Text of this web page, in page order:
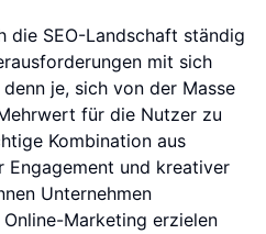
die SEO-Landschaft ständig
mit sich
je, sich von der Masse
für die Nutzer zu
Kombination aus
Engagement und kreativer
Unternehmen
Marketing erzielen